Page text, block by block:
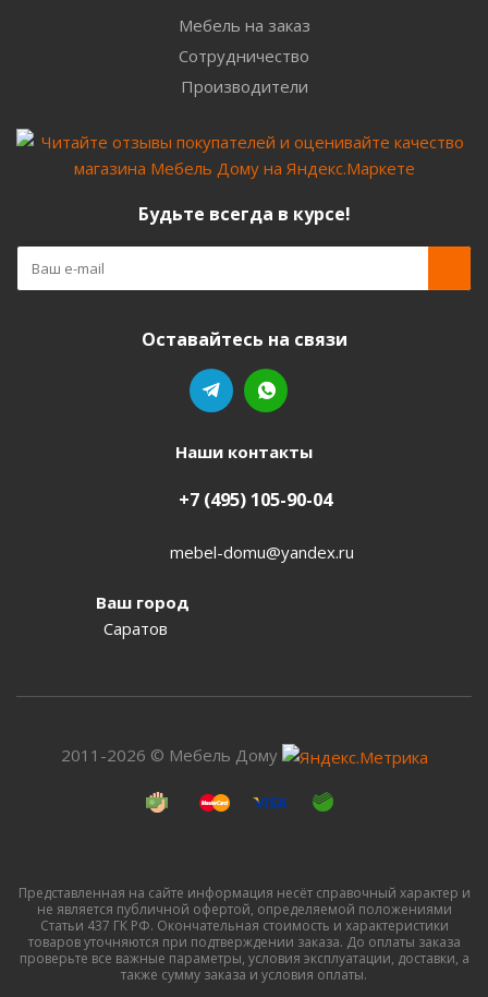
Мебель на заказ
Сотрудничество
Производители
Будьте всегда в курсе!
Оставайтесь на связи
Наши контакты
+7 (495) 105-90-04
mebel-domu@yandex.ru
Ваш город
Саратов
2011-2026 © Мебель Дому
Представленная на сайте информация несёт справочный характер и
не является публичной офертой, определяемой положениями
Статьи 437 ГК РФ. Окончательная стоимость и характеристики
товаров уточняются при подтверждении заказа. До оплаты заказа
проверьте все важные параметры, условия эксплуатации, доставки, а
также сумму заказа и условия оплаты.